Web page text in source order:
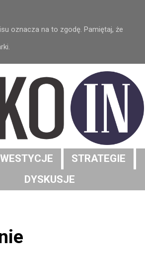
oznacza na to zgodę. Pamiętaj, że
STRATEGIE
DYSKUSJE